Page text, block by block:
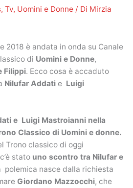
, Tv, Uomini e Donne / Di Mirzia
2018 è andata in onda su Canale
di Uomini e Donne,
Filippi. Ecco cosa è accaduto
Nilufar Addati e Luigi
e Luigi Mastroianni nella
Classico di Uomini e donne.
Trono classico di oggi
stato uno scontro tra Nilufar e
polemica nasce dalla richiesta
Giordano Mazzocchi, che